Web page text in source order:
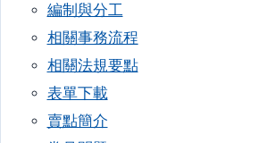
編制與分工
相關事務流程
相關法規要點
表單下載
賣點簡介